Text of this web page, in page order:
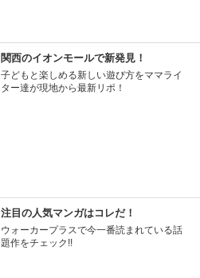
関西のイオンモールで新発見！
子どもと楽しめる新しい遊び方をママライ
ター達が現地から最新リポ！
注目の人気マンガはコレだ！
ウォーカープラスで今一番読まれている話
題作をチェック!!